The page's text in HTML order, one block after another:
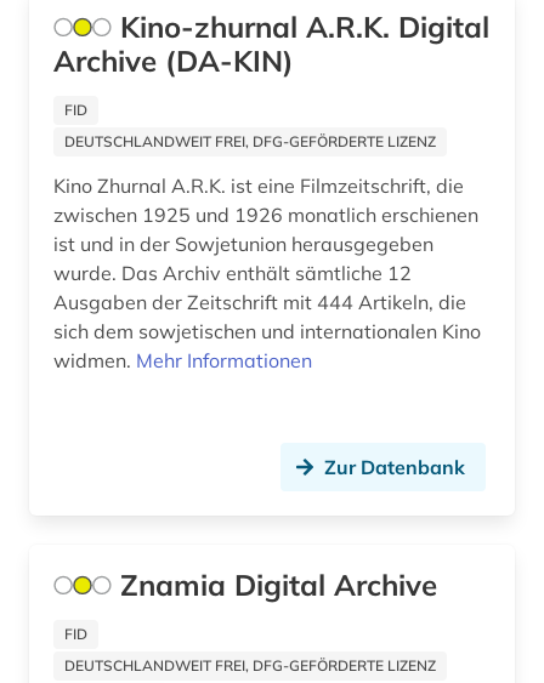
Kino-zhurnal A.R.K. Digital
Archive (DA-KIN)
FID
DEUTSCHLANDWEIT FREI, DFG-GEFÖRDERTE LIZENZ
Kino Zhurnal A.R.K. ist eine Filmzeitschrift, die
zwischen 1925 und 1926 monatlich erschienen
ist und in der Sowjetunion herausgegeben
wurde. Das Archiv enthält sämtliche 12
Ausgaben der Zeitschrift mit 444 Artikeln, die
sich dem sowjetischen und internationalen Kino
widmen. Mehr Informationen
Zur Datenbank
Znamia Digital Archive
FID
DEUTSCHLANDWEIT FREI, DFG-GEFÖRDERTE LIZENZ